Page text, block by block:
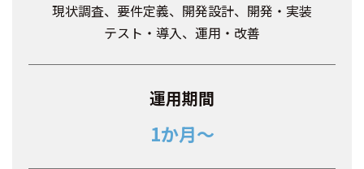
現状調査、要件定義、開発設計、開発・実装
テスト・導入、運用・改善
運用期間
1か月～